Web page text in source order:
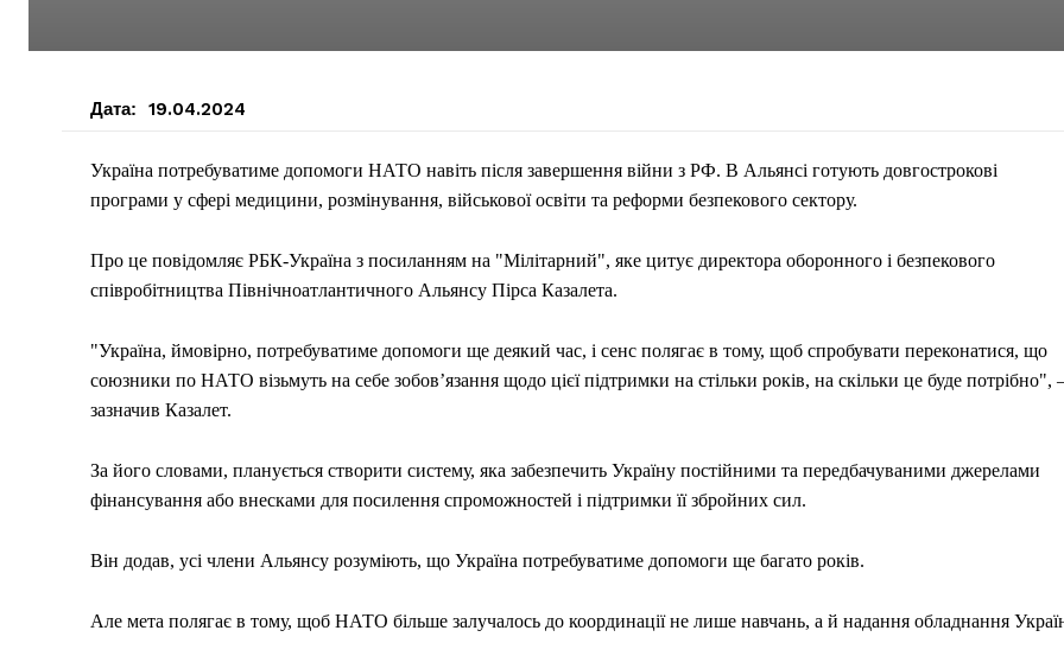
Дата: 19.04.2024
Україна потребуватиме допомоги НАТО навіть після завершення війни з РФ. В Альянсі готують довгострокові
програми у сфері медицини, розмінування, військової освіти та реформи безпекового сектору.
Про це повідомляє РБК-Україна з посиланням на "Мілітарний", яке цитує директора оборонного і безпекового
співробітництва Північноатлантичного Альянсу Пірса Казалета.
"Україна, ймовірно, потребуватиме допомоги ще деякий час, і сенс полягає в тому, щоб спробувати переконатися, що
союзники по НАТО візьмуть на себе зобов’язання щодо цієї підтримки на стільки років, на скільки це буде потрібно",
зазначив Казалет.
За його словами, планується створити систему, яка забезпечить Україну постійними та передбачуваними джерелами
фінансування або внесками для посилення спроможностей і підтримки її збройних сил.
Він додав, усі члени Альянсу розуміють, що Україна потребуватиме допомоги ще багато років.
Але мета полягає в тому, щоб НАТО більше залучалось до координації не лише навчань, а й надання обладнання